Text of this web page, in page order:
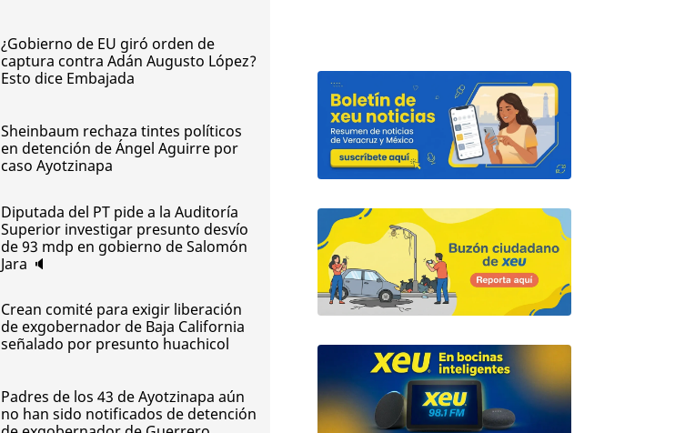
¿Gobierno de EU giró orden de
captura contra Adán Augusto López?
Esto dice Embajada
Sheinbaum rechaza tintes políticos
en detención de Ángel Aguirre por
caso Ayotzinapa
Diputada del PT pide a la Auditoría
Superior investigar presunto desvío
de 93 mdp en gobierno de Salomón
Jara 🔈
Crean comité para exigir liberación
de exgobernador de Baja California
señalado por presunto huachicol
Padres de los 43 de Ayotzinapa aún
no han sido notificados de detención